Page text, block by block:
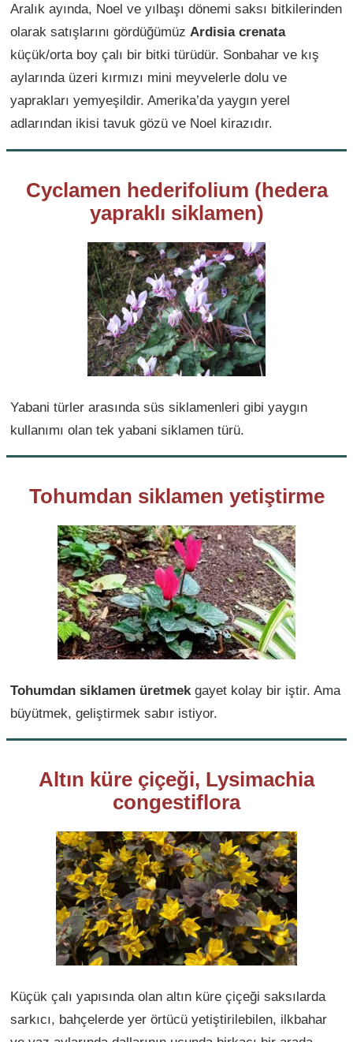
Aralık ayında, Noel ve yılbaşı dönemi saksı bitkilerinden
olarak satışlarını gördüğümüz Ardisia crenata
küçük/orta boy çalı bir bitki türüdür. Sonbahar ve kış
aylarında üzeri kırmızı mini meyvelerle dolu ve
yaprakları yemyeşildir. Amerika’da yaygın yerel
adlarından ikisi tavuk gözü ve Noel kirazıdır.
Cyclamen hederifolium (hedera
yapraklı siklamen)
Yabani türler arasında süs siklamenleri gibi yaygın
kullanımı olan tek yabani siklamen türü.
Tohumdan siklamen yetiştirme
Tohumdan siklamen üretmek gayet kolay bir iştir. Ama
büyütmek, geliştirmek sabır istiyor.
Altın küre çiçeği, Lysimachia
congestiflora
Küçük çalı yapısında olan altın küre çiçeği saksılarda
sarkıcı, bahçelerde yer örtücü yetiştirilebilen, ilkbahar